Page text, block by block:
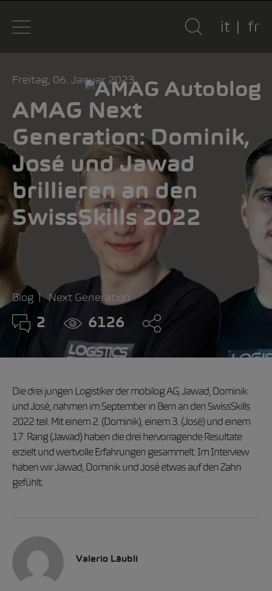
it fr
Freitag, 06. Januar 2023
AMAG Next
Generation: Dominik,
José und Jawad
brillieren an den
SwissSkills 2022
Blog Next Generation
2 6126
Die drei jungen Logistiker der mobilog AG, Jawad, Dominik
und José, nahmen im September in Bern an den SwissSkills
2022 teil. Mit einem 2. (Dominik), einem 3. (José) und einem
17. Rang (Jawad) haben die drei hervorragende Resultate
erzielt und wertvolle Erfahrungen gesammelt. Im Interview
haben wir Jawad, Dominik und José etwas auf den Zahn
gefühlt.
Valerio Läubli